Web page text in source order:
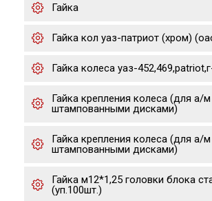
Гайка
Гайка кол уаз-патриот (хром)
Гайка колеса уаз-
Гайка крепления колеса (для а/
штампованными дисками)
Гайка крепления колеса (для а/
штампованными дисками)
Гайка м12*1,25 головки блока
(уп.100шт.)